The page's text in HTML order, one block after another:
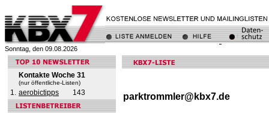
Sonntag, den 09.08.2026
Kontakte Woche 31
(nur öffentliche-Listen)
1. aerobictipps 143 parktrommler@kbx7.de